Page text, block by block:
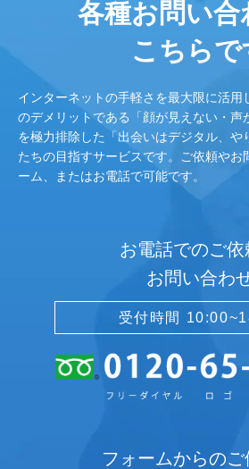
各種お問い合
こちらで
インターネットの手軽さを最大限に活用
のデメリットである「顔が見えない・声
を極力排除した「出会いはデジタル、や
たちの目指すサービスです。ご依頼やお
ーム、またはお電話で可能です。
お電話でのご依
お問い合わ
受付時間
フォームからのご